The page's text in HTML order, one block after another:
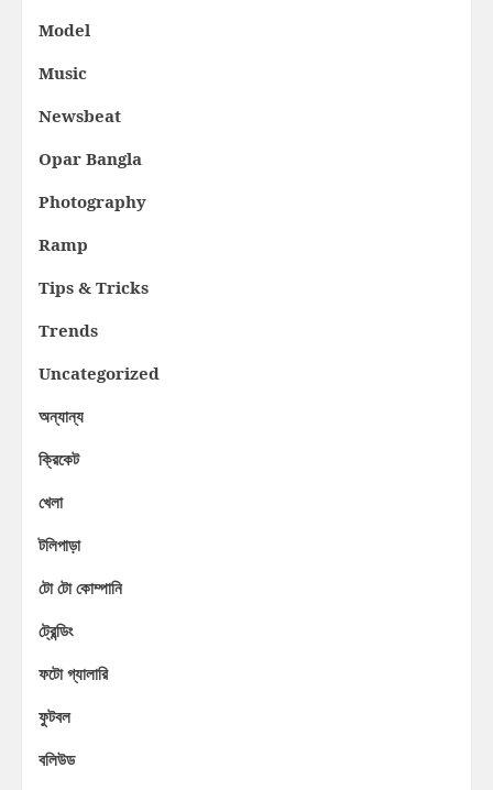
Model
Music
Newsbeat
Opar Bangla
Photography
Ramp
Tips & Tricks
Trends
Uncategorized
অন্যান্য
ক্রিকেট
খেলা
টলিপাড়া
টো টো কোম্পানি
ট্রেন্ডিং
ফটো গ্যালারি
ফুটবল
বলিউড